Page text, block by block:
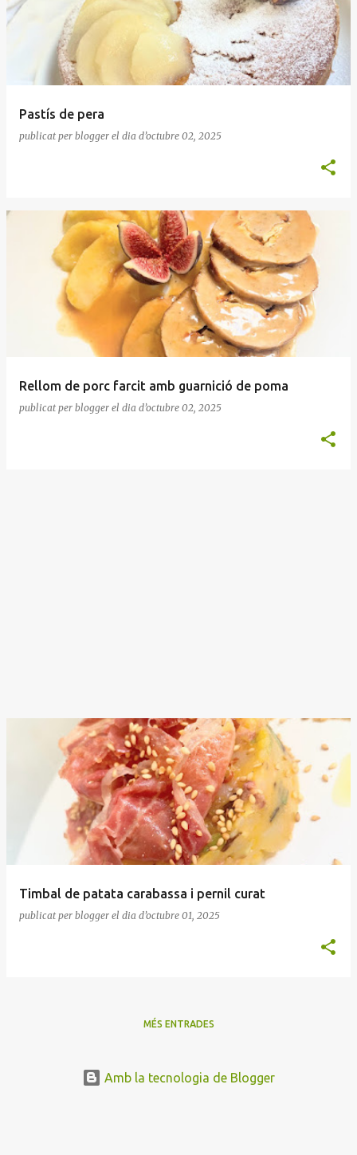
Pastís de pera
publicat per blogger el dia d’octubre 02, 2025
Rellom de porc farcit amb guarnició de poma
publicat per blogger el dia d’octubre 02, 2025
Timbal de patata carabassa i pernil curat
publicat per blogger el dia d’octubre 01, 2025
MÉS ENTRADES
Amb la tecnologia de Blogger